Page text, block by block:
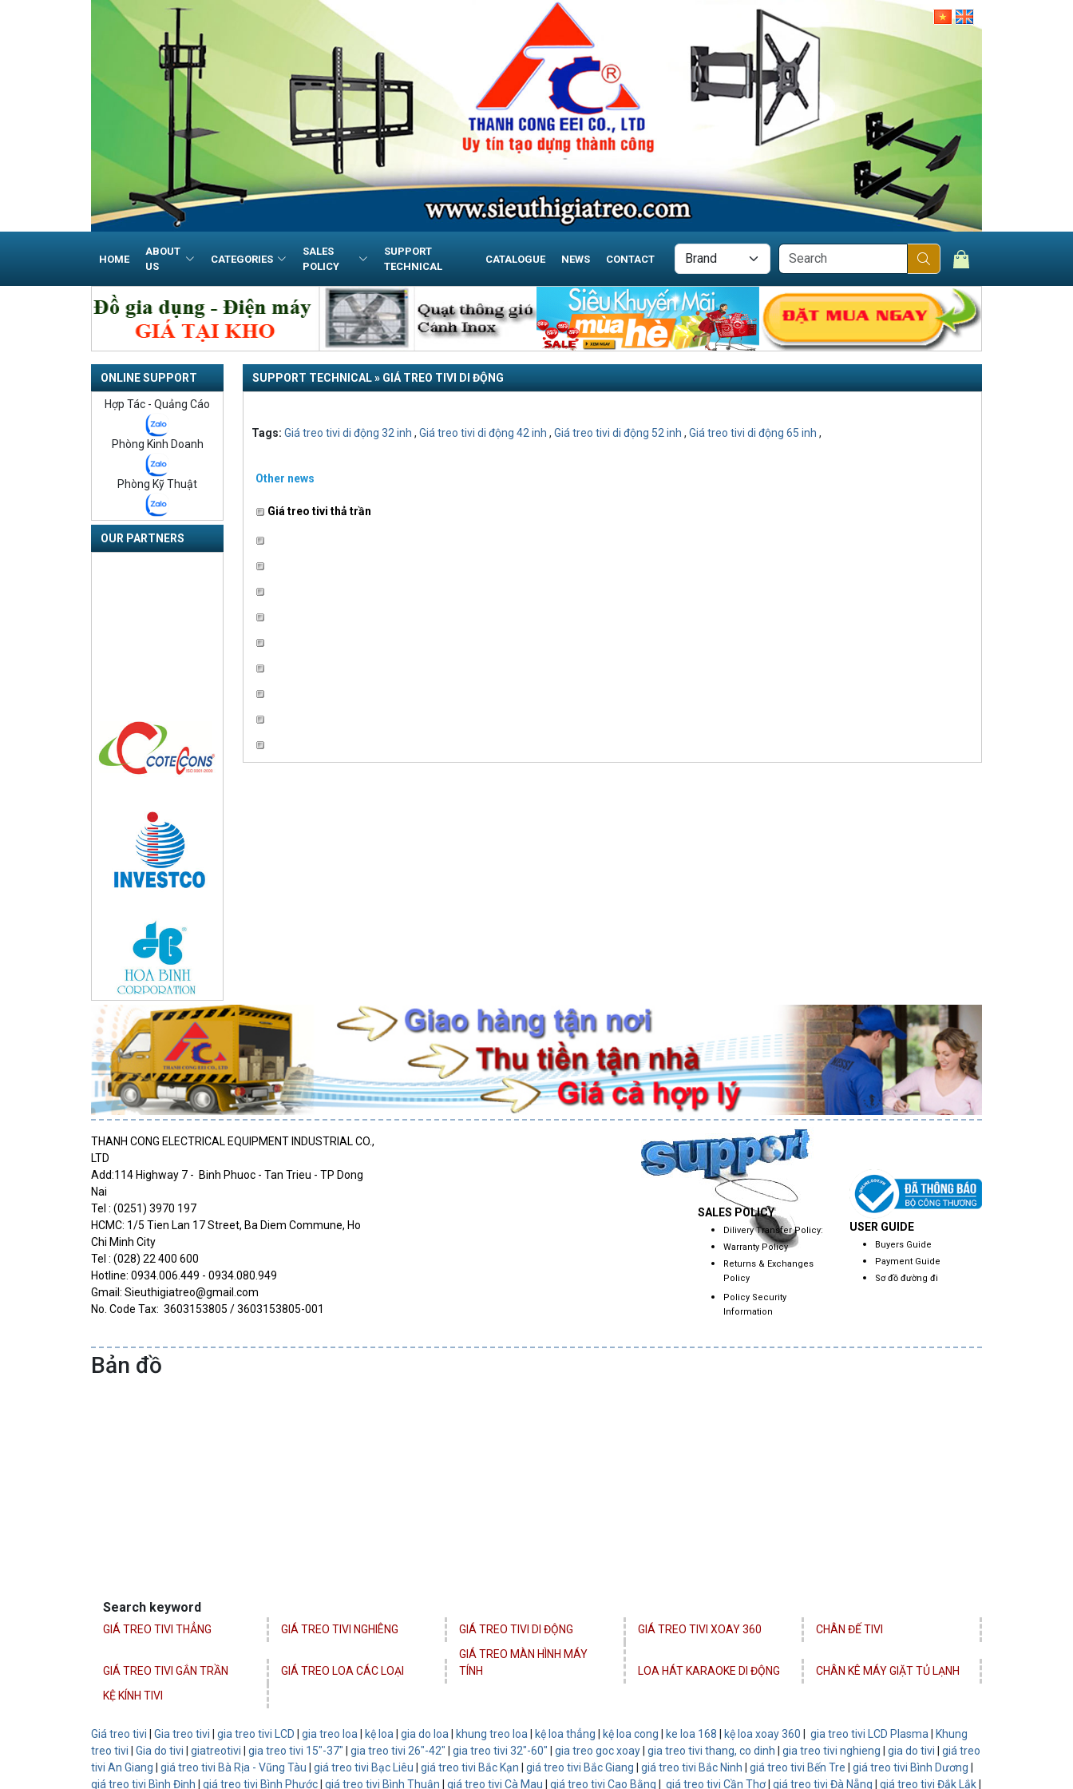
HOME
ABOUT
US
CATEGORIES
SALES
POLICY
SUPPORT
TECHNICAL
CATALOGUE NEWS CONTACT
ONLINE SUPPORT
Hợp Tác - Quảng Cáo
Phòng Kinh Doanh
Phòng Kỹ Thuật
OUR PARTNERS
SUPPORT TECHNICAL » GIÁ TREO TIVI DI ĐỘNG
Tags: Giá treo tivi di động 32 inh , Giá treo tivi di động 42 inh , Giá treo tivi di động 52 inh , Giá treo tivi di động 65 inh ,
Other news
Giá treo tivi thả trần
THANH CONG ELECTRICAL EQUIPMENT INDUSTRIAL CO.,
LTD
Add:114 Highway 7 - Binh Phuoc - Tan Trieu - TP Dong
Nai
Tel : (0251) 3970 197
HCMC: 1/5 Tien Lan 17 Street, Ba Diem Commune, Ho
Chi Minh City
Tel : (028) 22 400 600
Hotline: 0934.006.449 - 0934.080.949
Gmail: Sieuthigiatreo@gmail.com
No. Code Tax: 3603153805 / 3603153805-001
SALES POLICY
Dilivery Transfer Policy:
Warranty Policy
Returns & Exchanges
Policy
Policy Security
Information
USER GUIDE
Buyers Guide
Payment Guide
Sơ đồ đường đi
Bản đồ
Search keyword
GIÁ TREO TIVI THẲNG GIÁ TREO TIVI NGHIÊNG GIÁ TREO TIVI DI ĐỘNG GIÁ TREO TIVI XOAY 360 CHÂN ĐẾ TIVI
GIÁ TREO TIVI GẮN TRẦN GIÁ TREO LOA CÁC LOẠI
GIÁ TREO MÀN HÌNH MÁY
TÍNH
LOA HÁT KARAOKE DI ĐỘNG
CHÂN KÊ MÁY GIẶT TỦ LẠNH
KỆ KÍNH TIVI
Giá treo tivi Gia treo tivi gia treo tivi LCD gia treo loa kệ loa gia do loa khung treo loa kệ loa thẳng kệ loa cong ke loa 168 kệ loa xoay 360 gia treo tivi LCD Plasma
Khung
treo tivi
Gia do tivi giatreotivi gia treo tivi 15"-37" gia treo tivi 26"-42" gia treo tivi 32"-60" gia treo goc xoay gia treo tivi thang, co dinh gia treo tivi nghieng gia do tivi
giá treo
tivi An Giang
giá treo tivi Bà Rịa - Vũng Tàu giá treo tivi Bạc Liêu giá treo tivi Bắc Kạn giá treo tivi Bắc Giang giá treo tivi Bắc Ninh giá treo tivi Bến Tre giá treo tivi Bình Dương
giá treo tivi Bình Định
giá treo tivi Bình Phước giá treo tivi Bình Thuận giá treo tivi Cà Mau giá treo tivi Cao Bằng giá treo tivi Cần Thơ| giá treo tivi Đà Nẵng giá treo tivi Đắk Lắk